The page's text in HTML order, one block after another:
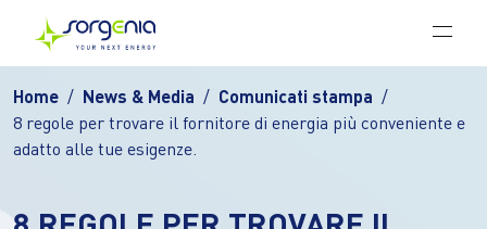
Vai al contenuto principale
Home News & Media
Comunicati stampa
8 regole per trovare il fornitore di energia più conveniente e
adatto alle tue esigenze.